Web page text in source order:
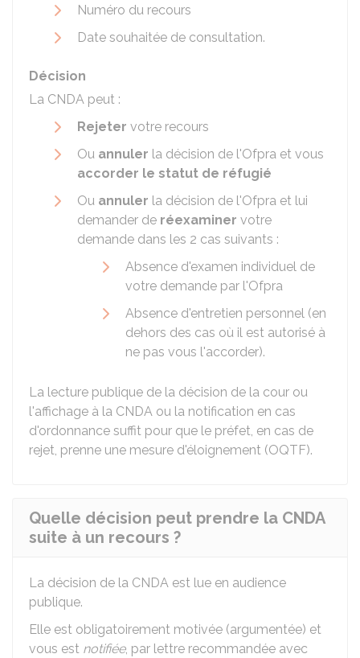
Numéro du recours
Date souhaitée de consultation.
Décision
La CNDA peut :
Rejeter votre recours
Ou annuler la décision de l'Ofpra et vous
accorder le statut de réfugié
Ou annuler la décision de l'Ofpra et lui
demander de réexaminer votre
demande dans les 2 cas suivants :
Absence d'examen individuel de
votre demande par l'Ofpra
Absence d'entretien personnel (en
dehors des cas où il est autorisé à
ne pas vous l'accorder).
La lecture publique de la décision de la cour ou
l'affichage à la CNDA ou la notification en cas
d'ordonnance suffit pour que le préfet, en cas de
rejet, prenne une mesure d'éloignement (OQTF).
Quelle décision peut prendre la CNDA
suite à un recours ?
La décision de la CNDA est lue en audience
publique.
Elle est obligatoirement motivée (argumentée) et
vous est notifiée, par lettre recommandée avec